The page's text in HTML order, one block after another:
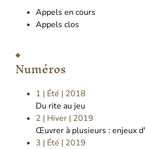
Appels en cours
Appels clos
Numéros
1 | Été | 2018
Du rite au jeu
2 | Hiver | 2019
Œuvrer à plusieurs : enjeux
3 | Été | 2019